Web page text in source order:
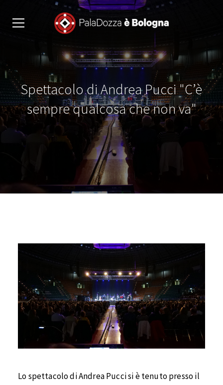
Spettacolo di Andrea Pucci "C’è
sempre qualcosa che non va"
Lo spettacolo di Andrea Pucci si è tenuto presso il